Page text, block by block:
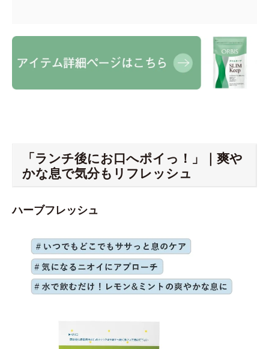
「ランチ後にお口へポイっ！」｜爽や
かな息で気分もリフレッシュ
ハーブフレッシュ